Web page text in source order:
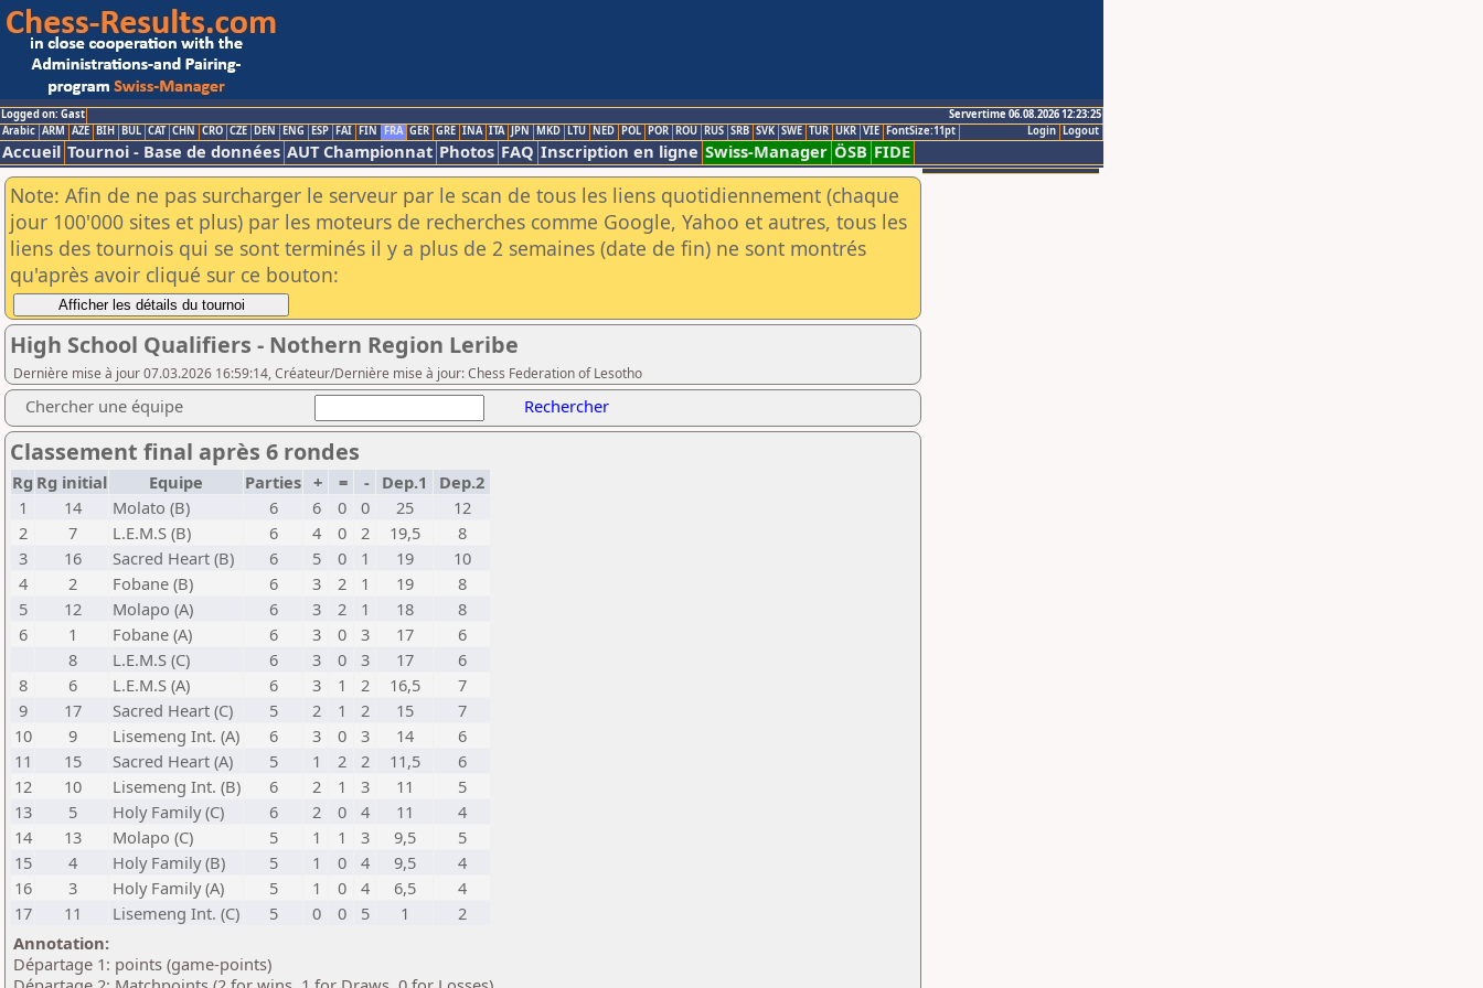
Logged on: Gast
Servertime 06.08.2026 12:23:25
Logout
Login
Arabic ARM AZE BIH BUL CAT CHN CRO CZE DEN ENG ESP FAI FIN FRA GER GRE INA ITA JPN MKD LTU NED POL POR ROU RUS SRB SVK SWE TUR UKR VIE FontSize:11pt
Accueil Tournoi - Base de données AUT Championnat Photos FAQ Inscription en ligne Swiss-Manager ÖSB FIDE
Note: Afin de ne pas surcharger le serveur par le scan de tous les liens quotidiennement (chaque
jour 100'000 sites et plus) par les moteurs de recherches comme Google, Yahoo et autres, tous les
liens des tournois qui se sont terminés il y a plus de 2 semaines (date de fin) ne sont montrés
qu'après avoir cliqué sur ce bouton:
High School Qualifiers - Nothern Region Leribe
Dernière mise à jour 07.03.2026 16:59:14, Créateur/Dernière mise à jour: Chess Federation of Lesotho
Chercher une équipe Rechercher
Classement final après 6 rondes
Rg Rg initial Equipe Parties + = - Dep.1
Dep.2
1
14 Molato (B) 6 6 0 0 25
12
2
7 L.E.M.S (B) 6 4 0 2 19,5
8
3
16 Sacred Heart (B) 6 5 0 1 19
10
4
2 Fobane (B) 6 3 2 1 19
8
5
12 Molapo (A) 6 3 2 1 18
8
6
1 Fobane (A) 6 3 0 3 17
6
8
L.E.M.S (C) 6 3 0 3 17
6
8
6 L.E.M.S (A) 6 3 1 2 16,5
7
9
17 Sacred Heart (C) 5 2 1 2 15
7
10
9 Lisemeng Int. (A) 6 3 0 3 14
6
11
15 Sacred Heart (A) 5 1 2 2 11,5
6
12
10 Lisemeng Int. (B) 6 2 1 3 11
5
13
5 Holy Family (C) 6 2 0 4 11
4
14
13 Molapo (C) 5 1 1 3 9,5
5
15
4 Holy Family (B) 5 1 0 4 9,5
4
16
3 Holy Family (A) 5 1 0 4 6,5
4
17
11 Lisemeng Int. (C) 5 0 0 5 1
2
Annotation:
Départage 1: points (game-points)